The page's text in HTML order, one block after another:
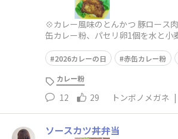
💠カレー風味のとんかつ 豚ロース
缶カレー粉、パセリ卵1個を水と
2026カレーの日 赤缶カレー粉
カレー粉
12 29 トンボノメガネ |
ソースカツ丼弁当